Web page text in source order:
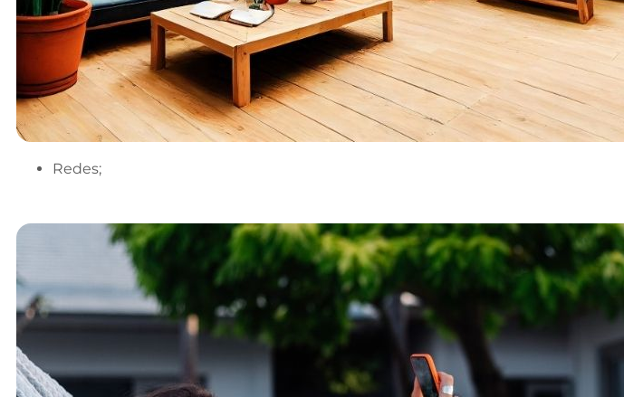
Redes;